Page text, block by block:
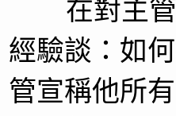
在對主管
經驗談：如
管宣稱他所